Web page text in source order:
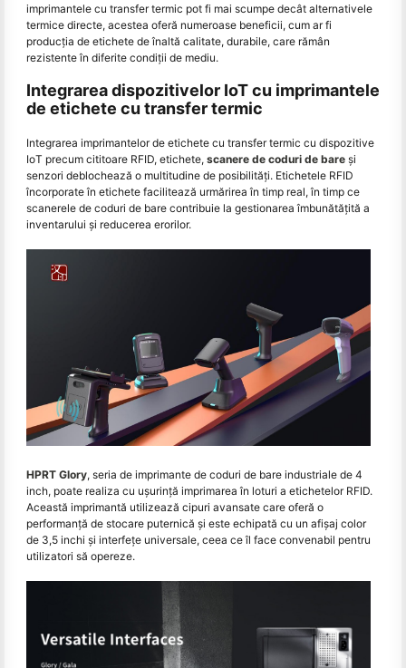
imprimantele cu transfer termic pot fi mai scumpe decât alternativele
termice directe, acestea oferă numeroase beneficii, cum ar fi
producția de etichete de înaltă calitate, durabile, care rămân
rezistente în diferite condiții de mediu.
Integrarea dispozitivelor IoT cu imprimantele
de etichete cu transfer termic
Integrarea imprimantelor de etichete cu transfer termic cu dispozitive
IoT precum cititoare RFID, etichete, scanere de coduri de bare și
senzori deblochează o multitudine de posibilități. Etichetele RFID
încorporate în etichete facilitează urmărirea în timp real, în timp ce
scanerele de coduri de bare contribuie la gestionarea îmbunătățită a
inventarului și reducerea erorilor.
HPRT Glory, seria de imprimante de coduri de bare industriale de 4
inch, poate realiza cu ușurință imprimarea în loturi a etichetelor RFID.
Această imprimantă utilizează cipuri avansate care oferă o
performanță de stocare puternică și este echipată cu un afișaj color
de 3,5 inchi și interfețe universale, ceea ce îl face convenabil pentru
utilizatori să opereze.